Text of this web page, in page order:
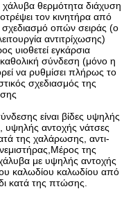
χάλυβα θερμότητα διάχυση
τον κινητήρα από
οπών σειράς (ο
αντιτρίχωσης)
υιοθετεί εγκάρσια
καθολική σύνδεση (μόνο η
να ρυθμίσει πλήρως το
σχεδιασμός της
είναι βίδες υψηλής
αντοχής νάτσες
της χαλάρωσης, αντι-
της
με υψηλής αντοχής
καλωδίου καλωδίου από
κατά της πτώσης.